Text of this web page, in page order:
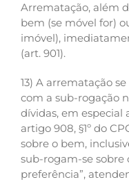
Arrematação, além
bem (se móvel for)
imóvel),
(art. 901).
13) A arrematação
com a sub-rogação
dívidas, em especial
artigo 908, §1º do
sobre o bem,
sub-rogam-se sobre
preferência”,